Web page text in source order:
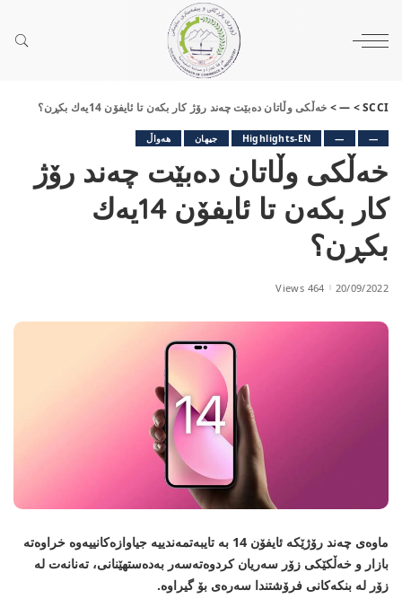
SCCI
>
—
> خه‌ڵكی وڵاتان ده‌بێت چه‌ند رۆژ كار بكه‌ن تا ئایفۆن 14یه‌ك بكڕن؟
—
—
Highlights-EN جیهان هەواڵ
خه‌ڵكی وڵاتان ده‌بێت چه‌ند رۆژ
كار بكه‌ن تا ئایفۆن 14یه‌ك
بكڕن؟
20/09/2022
464 Views
ماوه‌ی چه‌ند رۆژێكه‌ ئایفۆن 14 به‌ تایبه‌تمه‌ندییه‌ جیاوازه‌كانییه‌وه‌ خراوه‌ته‌
بازار و خه‌ڵكێكی زۆر سه‌ریان كردوه‌ته‌سه‌ر به‌ده‌ستهێنانی، ته‌نانه‌ت له‌
زۆر له‌ بنكه‌كانی فرۆشتندا سه‌ره‌ی بۆ گیراوه‌.